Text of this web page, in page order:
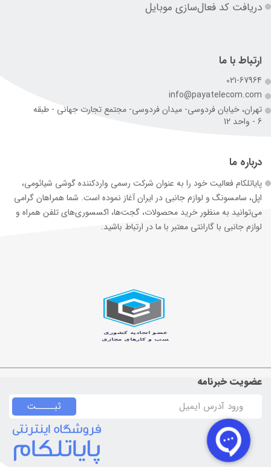
دریافت کد فعال‌سازی موبایل
ارتباط با ما
021-67964
info@payatelecom.com
تهران، خیابان فردوسی- میدان فردوسی- مجتمع تجارت جهانی - طبقه
6 - واحد 12
درباره ما
پایاتلکام فعالیت خود را به عنوان شرکت رسمی وارد‌کننده گوشی شیائومی،
اپل، سامسونگ و لوازم جانبی در ایران آغاز نموده است. شما همراهان گرامی
می‌توانید به منظور خرید محصولات، گجت‌ها، اکسسوری‌های تلفن همراه و
لوازم جانبی با گارانتی معتبر با ما در ارتباط باشید.
عضویت خبرنامه
ثبـــــت